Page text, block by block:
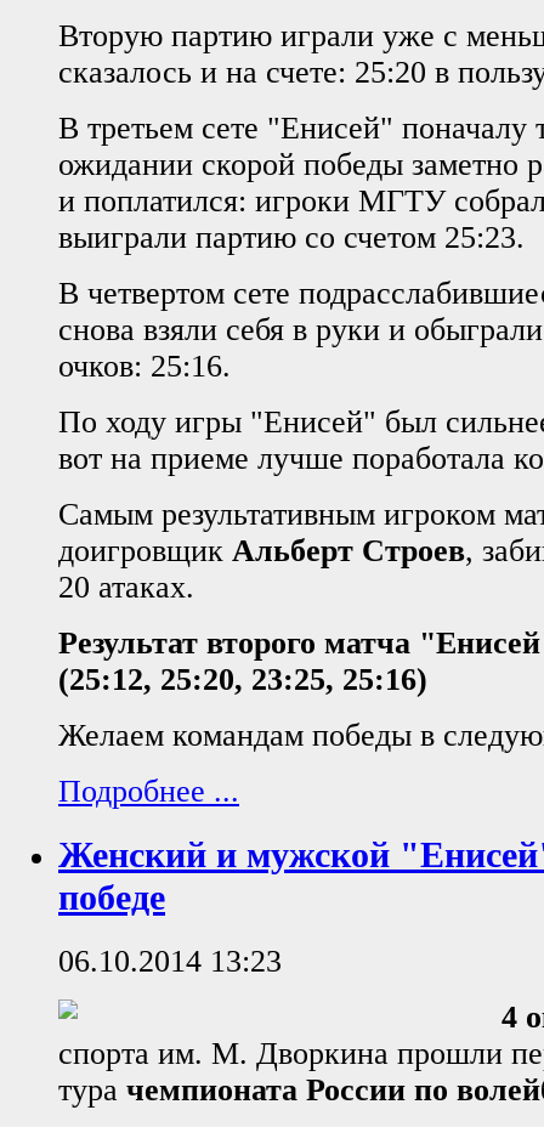
Вторую партию играли уже с
сказалось и на счете: 25:20 в
В третьем сете "Енисей" поначалу
ожидании скорой победы заметно
и поплатился: игроки МГТУ
выиграли партию со счетом 25:23.
В четвертом сете
снова взяли себя в руки и
очков: 25:16.
По ходу игры "Енисей" был
вот на приеме лучше поработала
Самым результативным игроком
доигровщик Альберт Строев,
20 атаках.
Результат второго матча
(25:12, 25:20, 23:25, 25:16)
Желаем командам победы в
Подробнее ...
Женский и мужской
победе
06.10.2014 13:23
4
спорта им. М. Дворкина прошли
тура чемпионата России по